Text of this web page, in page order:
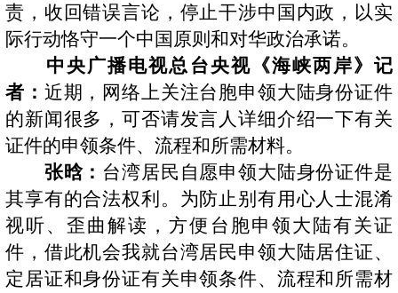
责，收回错误言论，停止干涉中国内政，以实
际行动恪守一个中国原则和对华政治承诺。
中央广播电视总台央视《海峡两岸》记
者： 近期，网络上关注台胞申领大陆身份证件
的新闻很多，可否请发言人详细介绍一下有关
证件的申领条件、流程和所需材料。
张晗： 台湾居民自愿申领大陆身份证件是
其享有的合法权利。为防止别有用心人士混淆
视听、歪曲解读，方便台胞申领大陆有关证
件，借此机会我就台湾居民申领大陆居住证、
定居证和身份证有关申领条件、流程和所需材